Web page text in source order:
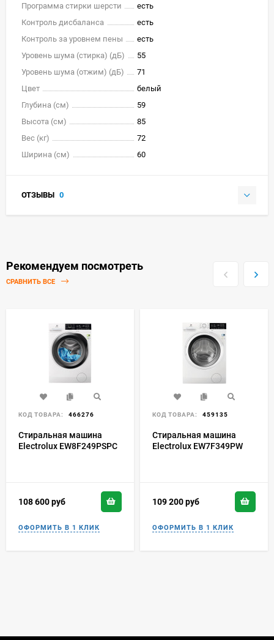
Программа стирки шерсти
есть
Контроль дисбаланса
есть
Контроль за уровнем пены
есть
Уровень шума (стирка) (дБ)
55
Уровень шума (отжим) (дБ)
71
Цвет
белый
Глубина (см)
59
Высота (см)
85
Вес (кг)
72
Ширина (см)
60
ОТЗЫВЫ 0
Рекомендуем посмотреть
СРАВНИТЬ ВСЕ
КОД ТОВАРА: 466276
Стиральная машина
Electrolux EW8F249PSPC
108 600руб
КОД ТОВАРА: 459135
Стиральная машина
Electrolux EW7F349PW
109 200руб